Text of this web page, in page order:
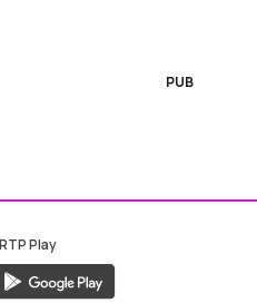
PUB
RTP Play